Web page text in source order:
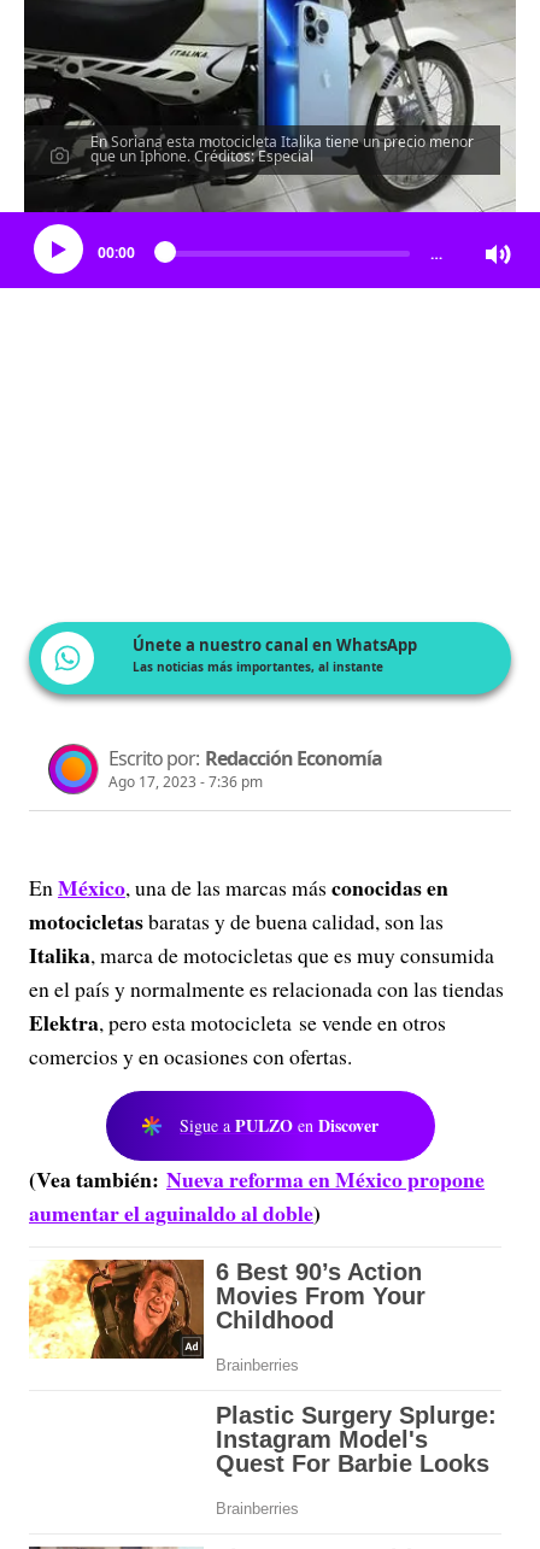
En Soriana esta motocicleta Italika tiene un precio menor
que un Iphone. Créditos: Especial
Escucha el artículo
00:00 …
Únete a nuestro canal en WhatsApp
Las noticias más importantes, al instante
Escrito por: Redacción Economía
Ago 17, 2023 - 7:36 pm
EnMéxico, una de las marcas más conocidas en
motocicletasbaratas y de buena calidad, son las
Italika, marca de motocicletas que es muy consumida
en el país y normalmente es relacionada con las tiendas
Elektra, pero esta motocicleta se vende en otros
comercios y en ocasiones con ofertas.
Sigue a PULZO en Discover
(Vea también: Nueva reforma en México propone
aumentar el aguinaldo al doble)